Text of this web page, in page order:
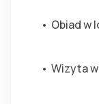
Obiad w
Wizyta